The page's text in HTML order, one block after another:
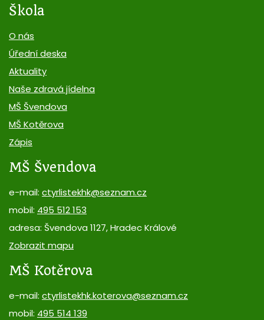
Škola
O nás
Úřední deska
Aktuality
Naše zdravá jídelna
MŠ Švendova
MŠ Kotěrova
Zápis
MŠ Švendova
e-mail: ctyrlistekhk@seznam.cz
mobil: 495 512 153
adresa: Švendova 1127, Hradec Králové
Zobrazit mapu
MŠ Kotěrova
e-mail: ctyrlistekhk.koterova@seznam.cz
mobil: 495 514 139